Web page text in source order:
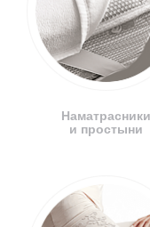
Наматрасники
и простыни